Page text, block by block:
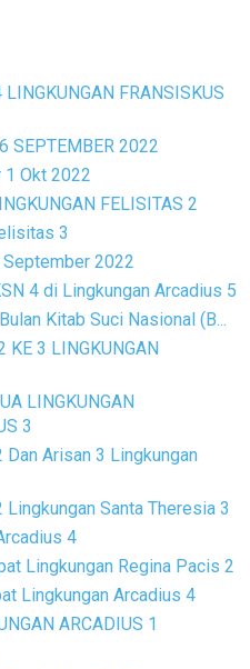
FRANSISKUS
SEPTEMBER 2022
Okt 2022
FELISITAS 2
3
September 2022
4 di Lingkungan Arcadius 5
Kitab Suci Nasional (B...
KE 3 LINGKUNGAN
LINGKUNGAN
3
Arisan 3 Lingkungan
Santa Theresia 3
4
Lingkungan Regina Pacis 2
Lingkungan Arcadius 4
ARCADIUS 1